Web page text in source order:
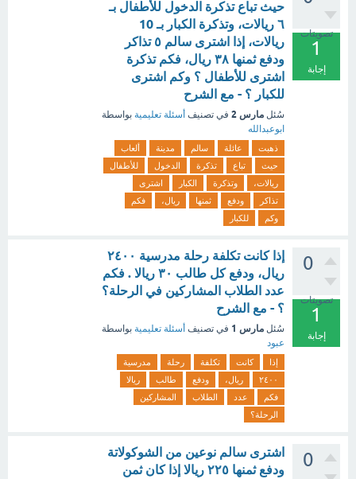
تصويتات
1
إجابة
حيث تباع تذكرة الدخول للأطفال بـ
٦ ريالات، وتذكرة الكبار بـ 10
ريالات، إذا اشترى سالم ٥ تذاكر
ودفع ثمنها ۳۸ ريال، فكم تذكرة
اشترى للأطفال ؟ وكم اشترى
للكبار ؟ - مع الشرح
سُئل مارس 2 في تصنيف أسئلة تعليمية بواسطة
ابوعبدالله
ذهبت عائلة سالم مدينة
ألعاب
حيث
تباع تذكرة الدخول
للأطفال
ريالات،
وتذكرة الكبار
اشترى
تذاكر
ودفع ثمنها ريال،
فكم
وكم
للكبار
0
تصويتات
1
إجابة
إذا كانت تكلفة رحلة مدرسية ٢٤٠٠
ريال، ودفع كل طالب ٣٠ ريالا . فكم
عدد الطلاب المشاركين في الرحلة؟
؟ - مع الشرح
سُئل مارس 1 في تصنيف أسئلة تعليمية بواسطة
عبود
إذا كانت تكلفة رحلة
مدرسية
٢٤٠٠
ريال، ودفع طالب
ريالا
فكم
عدد الطلاب
المشاركين
الرحلة؟
0
اشترى سالم نوعين من الشوكولاتة
ودفع ثمنها ٢٢٥ ريالا إذا كان ثمن